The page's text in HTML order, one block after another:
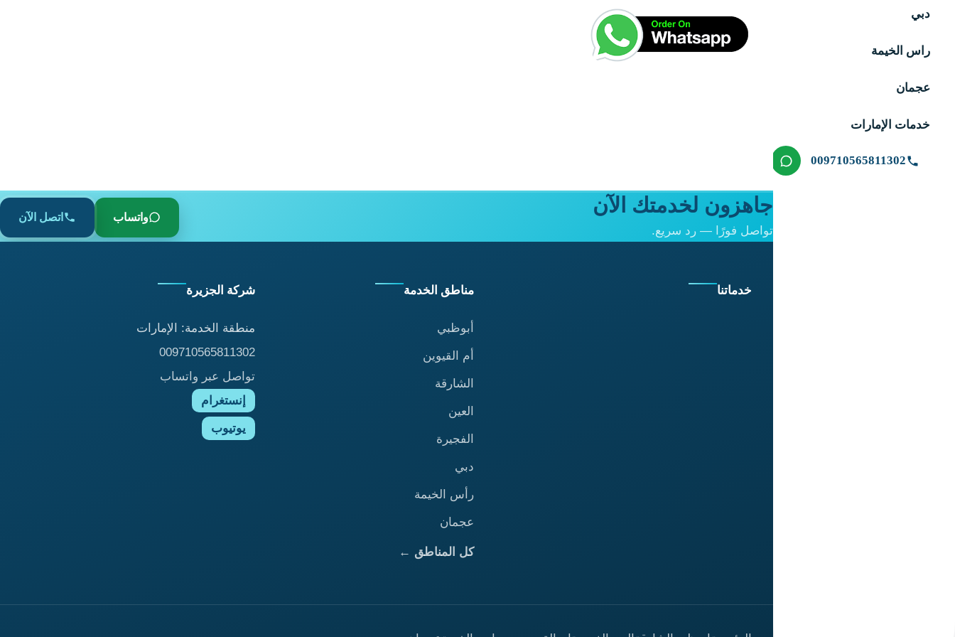
دبي
راس الخيمة
عجمان
خدمات الإمارات
009710565811302
د.إ10.00.
هو:
د.إ5.00.
جاهزون لخدمتك الآن
تواصل فورًا — رد سريع.
واتساب اتصل الآن
خدماتنا مناطق الخدمة
أبوظبي
أم القيوين
الشارقة
العين
الفجيرة
دبي
رأس الخيمة
عجمان
كل المناطق ←
شركة الجزيرة
منطقة الخدمة: الإمارات
009710565811302
تواصل عبر واتساب
إنستغرام
يوتيوب